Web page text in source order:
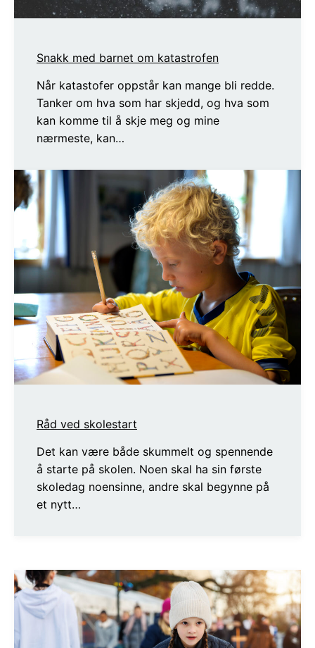
Snakk med barnet om katastrofen
Når katastofer oppstår kan mange bli redde.
Tanker om hva som har skjedd, og hva som
kan komme til å skje meg og mine
nærmeste, kan…
Råd ved skolestart
Det kan være både skummelt og spennende
å starte på skolen. Noen skal ha sin første
skoledag noensinne, andre skal begynne på
et nytt…